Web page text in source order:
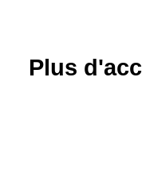
raccordement
Plus